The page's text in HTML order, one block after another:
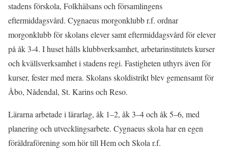
stadens förskola, Folkhälsans och församlingens
eftermiddagsvård. Cygnaeus morgonklubb r.f. ordnar
morgonklubb för skolans elever samt eftermiddagsvård för elever
på åk 3-4. I huset hålls klubbverksamhet, arbetarinstitutets kurser
och kvällsverksamhet i stadens regi. Fastigheten uthyrs även för
kurser, fester med mera. Skolans skoldistrikt blev gemensamt för
Åbo, Nådendal, St. Karins och Reso.
Lärarna arbetade i lärarlag, åk 1–2, åk 3–4 och åk 5–6, med
planering och utvecklingsarbete. Cygnaeus skola har en egen
föräldraförening som hör till Hem och Skola r.f.